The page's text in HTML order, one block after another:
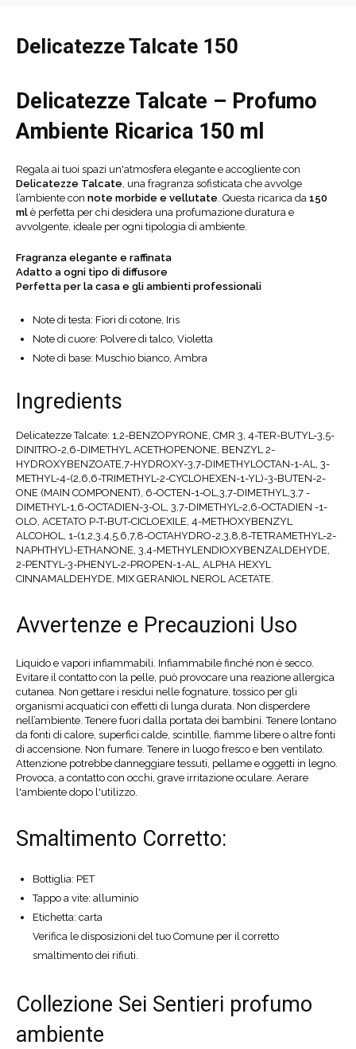
Delicatezze Talcate 150
Delicatezze Talcate – Profumo
Ambiente Ricarica 150 ml
Regala ai tuoi spazi un'atmosfera elegante e accogliente con
Delicatezze Talcate , una fragranza sofisticata che avvolge
l’ambiente con note morbide e vellutate . Questa ricarica da 150
ml è perfetta per chi desidera una profumazione duratura e
avvolgente, ideale per ogni tipologia di ambiente.
Fragranza elegante e raffinata
Adatto a ogni tipo di diffusore
Perfetta per la casa e gli ambienti professionali
Note di testa: Fiori di cotone, Iris
Note di cuore: Polvere di talco, Violetta
Note di base: Muschio bianco, Ambra
Ingredients
Delicatezze Talcate: 1,2-BENZOPYRONE, CMR 3, 4-TER-BUTYL-3,5-
DINITRO-2,6-DIMETHYL ACETHOPENONE, BENZYL 2-
HYDROXYBENZOATE,7-HYDROXY-3,7-DIMETHYLOCTAN-1-AL, 3-
METHYL-4-(2,6,6-TRIMETHYL-2-CYCLOHEXEN-1-YL)-3-BUTEN-2-
ONE (MAIN COMPONENT), 6-OCTEN-1-OL,3,7-DIMETHYL,3,7 -
DIMETHYL-1,6-OCTADIEN-3-OL, 3,7-DIMETHYL-2,6-OCTADIEN -1-
OLO, ACETATO P-T-BUT-CICLOEXILE, 4-METHOXYBENZYL
ALCOHOL, 1-(1,2,3,4,5,6,7,8-OCTAHYDRO-2,3,8,8-TETRAMETHYL-2-
NAPHTHYL)-ETHANONE, 3,4-METHYLENDIOXYBENZALDEHYDE,
2-PENTYL-3-PHENYL-2-PROPEN-1-AL, ALPHA HEXYL
CINNAMALDEHYDE, MIX GERANIOL NEROL ACETATE.
Avvertenze e Precauzioni Uso
Liquido e vapori infiammabili. Infiammabile finché non è secco.
Evitare il contatto con la pelle, può provocare una reazione allergica
cutanea. Non gettare i residui nelle fognature, tossico per gli
organismi acquatici con effetti di lunga durata. Non disperdere
nell’ambiente. Tenere fuori dalla portata dei bambini. Tenere lontano
da fonti di calore, superfici calde, scintille, fiamme libere o altre fonti
di accensione. Non fumare. Tenere in luogo fresco e ben ventilato.
Attenzione potrebbe danneggiare tessuti, pellame e oggetti in legno.
Provoca, a contatto con occhi, grave irritazione oculare. Aerare
l'ambiente dopo l'utilizzo.
Smaltimento Corretto:
Bottiglia: PET
Tappo a vite: alluminio
Etichetta: carta
Verifica le disposizioni del tuo Comune per il corretto
smaltimento dei rifiuti.
Collezione Sei Sentieri profumo
ambiente